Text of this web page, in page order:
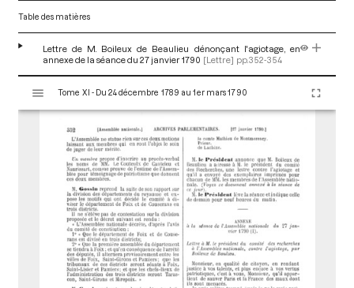
Table des matières
Lettre de M. Boileux de Beaulieu dénonçant l'agiotage, en
annexe de la séance du 27 janvier 1790 [Lettre] pp.352-354
s
Tome XI - Du 24 décembre 1789 au 1er mars 1790